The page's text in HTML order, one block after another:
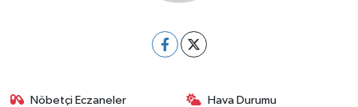
Nöbetçi Eczaneler Hava Durumu